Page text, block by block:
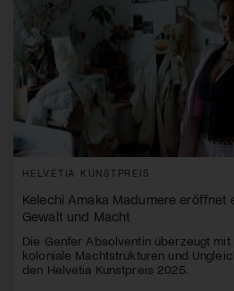
HELVETIA KUNSTPREIS
Kelechi Amaka Madumere eröffnet
Gewalt und Macht
Die Genfer Absolventin überzeugt
koloniale Machtstrukturen und
den Helvetia Kunstpreis 2025.